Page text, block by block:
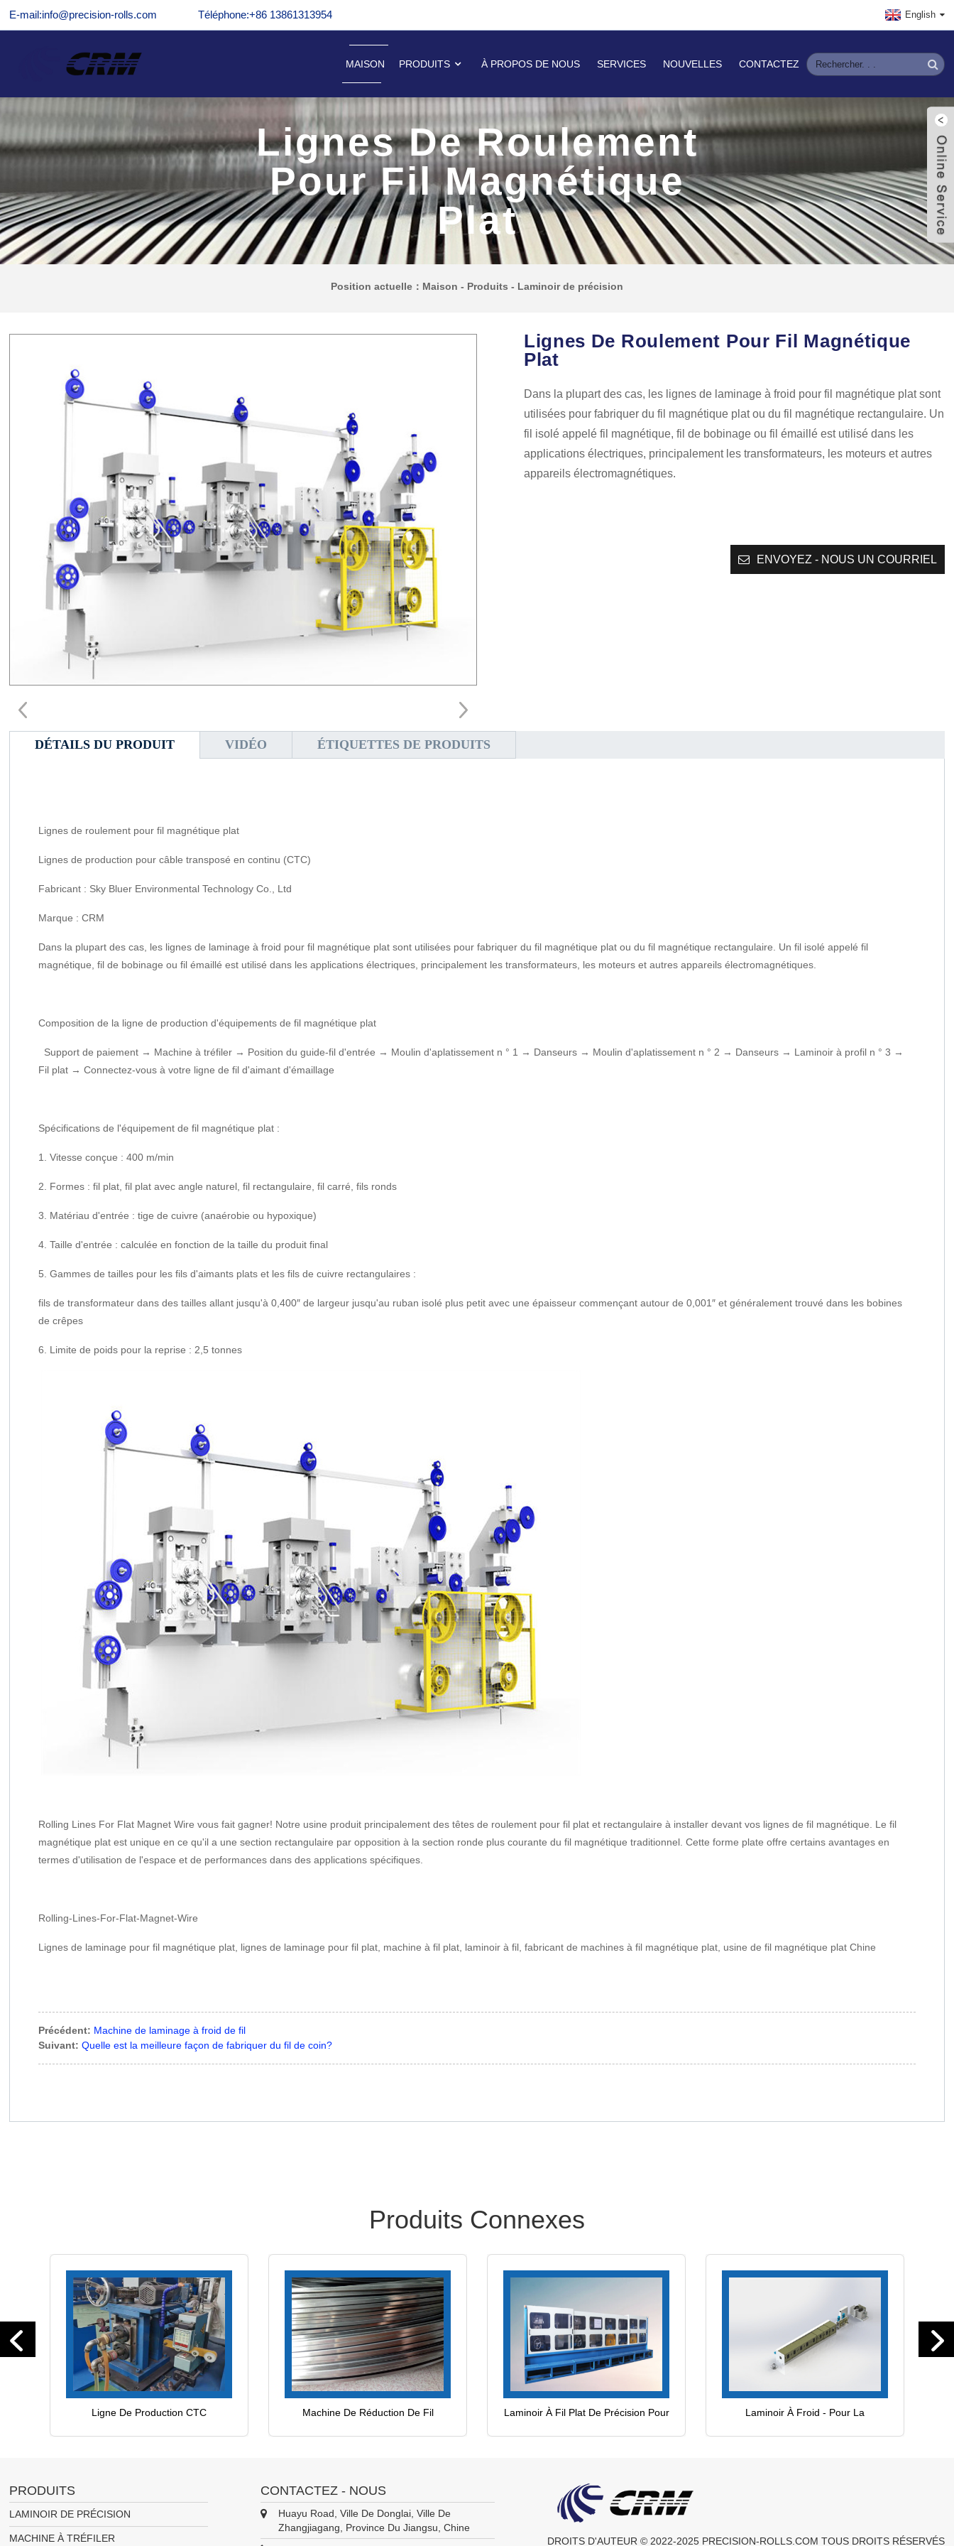
E-mail:info@precision-rolls.com Téléphone:+86 13861313954 English
MAISON PRODUITS À PROPOS DE NOUS SERVICES NOUVELLES CONTACTEZ
Lignes De Roulement
Pour Fil Magnétique
Plat
Position actuelle： Maison - Produits - Laminoir de précision
Lignes De Roulement Pour Fil Magnétique
Plat
Dans la plupart des cas, les lignes de laminage à froid pour fil magnétique plat sont
utilisées pour fabriquer du fil magnétique plat ou du fil magnétique rectangulaire. Un
fil isolé appelé fil magnétique, fil de bobinage ou fil émaillé est utilisé dans les
applications électriques, principalement les transformateurs, les moteurs et autres
appareils électromagnétiques.
ENVOYEZ - NOUS UN COURRIEL
DÉTAILS DU PRODUIT VIDÉO ÉTIQUETTES DE PRODUITS
Lignes de roulement pour fil magnétique plat
Lignes de production pour câble transposé en continu (CTC)
Fabricant : Sky Bluer Environmental Technology Co., Ltd
Marque : CRM
Dans la plupart des cas, les lignes de laminage à froid pour fil magnétique plat sont utilisées pour fabriquer du fil magnétique plat ou du fil magnétique rectangulaire. Un fil isolé appelé fil
magnétique, fil de bobinage ou fil émaillé est utilisé dans les applications électriques, principalement les transformateurs, les moteurs et autres appareils électromagnétiques.
Composition de la ligne de production d'équipements de fil magnétique plat
Support de paiement → Machine à tréfiler → Position du guide-fil d'entrée → Moulin d'aplatissement n ° 1 → Danseurs → Moulin d'aplatissement n ° 2 → Danseurs → Laminoir à profil n ° 3 →
Fil plat → Connectez-vous à votre ligne de fil d'aimant d'émaillage
Spécifications de l'équipement de fil magnétique plat :
1. Vitesse conçue : 400 m/min
2. Formes : fil plat, fil plat avec angle naturel, fil rectangulaire, fil carré, fils ronds
3. Matériau d'entrée : tige de cuivre (anaérobie ou hypoxique)
4. Taille d'entrée : calculée en fonction de la taille du produit final
5. Gammes de tailles pour les fils d'aimants plats et les fils de cuivre rectangulaires :
fils de transformateur dans des tailles allant jusqu'à 0,400″ de largeur jusqu'au ruban isolé plus petit avec une épaisseur commençant autour de 0,001″ et généralement trouvé dans les bobines
de crêpes
6. Limite de poids pour la reprise : 2,5 tonnes
Rolling Lines For Flat Magnet Wire vous fait gagner! Notre usine produit principalement des têtes de roulement pour fil plat et rectangulaire à installer devant vos lignes de fil magnétique. Le fil
magnétique plat est unique en ce qu'il a une section rectangulaire par opposition à la section ronde plus courante du fil magnétique traditionnel. Cette forme plate offre certains avantages en
termes d'utilisation de l'espace et de performances dans des applications spécifiques.
Rolling-Lines-For-Flat-Magnet-Wire
Lignes de laminage pour fil magnétique plat, lignes de laminage pour fil plat, machine à fil plat, laminoir à fil, fabricant de machines à fil magnétique plat, usine de fil magnétique plat Chine
Précédent: Machine de laminage à froid de fil
Suivant: Quelle est la meilleure façon de fabriquer du fil de coin?
Produits Connexes
Ligne De Production CTC Machine De Réduction De Fil
Laminoir À Fil Plat De Précision Pour
Laminoir À Froid - Pour La
PRODUITS
LAMINOIR DE PRÉCISION
MACHINE À TRÉFILER
CONTACTEZ - NOUS
Huayu Road, Ville De Donglai, Ville De
Zhangjiagang, Province Du Jiangsu, Chine
DROITS D'AUTEUR © 2022-2025 PRECISION-ROLLS.COM TOUS DROITS RÉSERVÉS